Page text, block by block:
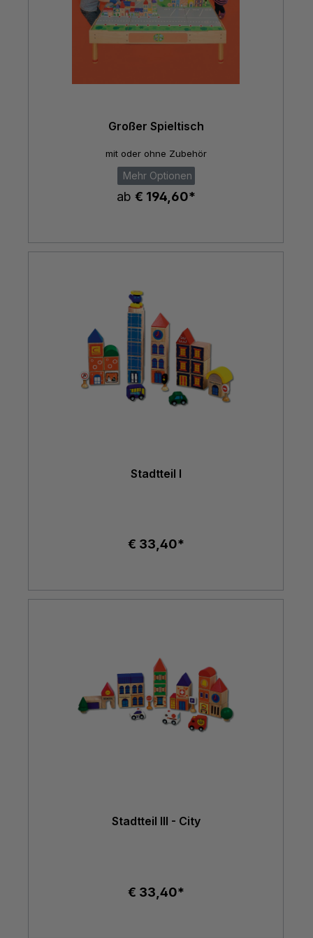
Großer Spieltisch
mit oder ohne Zubehör
Mehr Optionen
ab € 194,60*
Stadtteil I
€ 33,40*
Stadtteil III - City
€ 33,40*